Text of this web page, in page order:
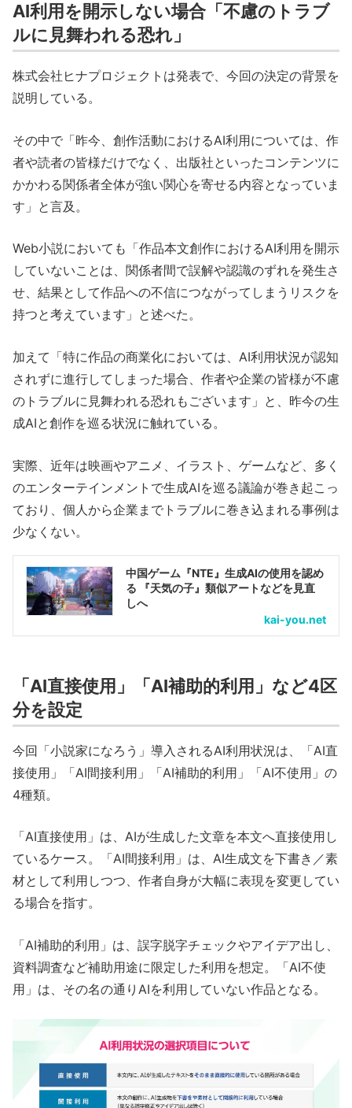
AI利用を開示しない場合「不慮のトラブ
ルに見舞われる恐れ」
株式会社ヒナプロジェクトは発表で、今回の決定の背景を
説明している。
その中で「昨今、創作活動におけるAI利用については、作
者や読者の皆様だけでなく、出版社といったコンテンツに
かかわる関係者全体が強い関心を寄せる内容となっていま
す」と言及。
Web小説においても「作品本文創作におけるAI利用を開示
していないことは、関係者間で誤解や認識のずれを発生さ
せ、結果として作品への不信につながってしまうリスクを
持つと考えています」と述べた。
加えて「特に作品の商業化においては、AI利用状況が認知
されずに進行してしまった場合、作者や企業の皆様が不慮
のトラブルに見舞われる恐れもございます」と、昨今の生
成AIと創作を巡る状況に触れている。
実際、近年は映画やアニメ、イラスト、ゲームなど、多く
のエンターテインメントで生成AIを巡る議論が巻き起こっ
ており、個人から企業までトラブルに巻き込まれる事例は
少なくない。
中国ゲーム『NTE』生成AIの使用を認め
る 『天気の子』類似アートなどを見直
しへ
kai-you.net
「AI直接使用」「AI補助的利用」など4区
分を設定
今回「小説家になろう」導入されるAI利用状況は、「AI直
接使用」「AI間接利用」「AI補助的利用」「AI不使用」の
4種類。
「AI直接使用」は、AIが生成した文章を本文へ直接使用し
ているケース。「AI間接利用」は、AI生成文を下書き／素
材として利用しつつ、作者自身が大幅に表現を変更してい
る場合を指す。
「AI補助的利用」は、誤字脱字チェックやアイデア出し、
資料調査など補助用途に限定した利用を想定。「AI不使
用」は、その名の通りAIを利用していない作品となる。